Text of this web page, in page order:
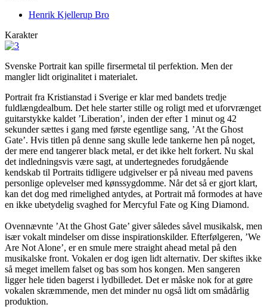
Henrik Kjellerup Bro
Karakter
Svenske Portrait kan spille firsermetal til perfektion. Men der
mangler lidt originalitet i materialet.
Portrait fra Kristianstad i Sverige er klar med bandets tredje
fuldlængdealbum. Det hele starter stille og roligt med et uforvrænget
guitarstykke kaldet ’Liberation’, inden der efter 1 minut og 42
sekunder sættes i gang med første egentlige sang, ’At the Ghost
Gate’. Hvis titlen på denne sang skulle lede tankerne hen på noget,
der mere end tangerer black metal, er det ikke helt forkert. Nu skal
det indledningsvis være sagt, at undertegnedes forudgående
kendskab til Portraits tidligere udgivelser er på niveau med pavens
personlige oplevelser med kønssygdomme. Når det så er gjort klart,
kan det dog med rimelighed antydes, at Portrait må formodes at have
en ikke ubetydelig svaghed for Mercyful Fate og King Diamond.
Ovennævnte ’At the Ghost Gate’ giver således såvel musikalsk, men
især vokalt mindelser om disse inspirationskilder. Efterfølgeren, ’We
Are Not Alone’, er en smule mere straight ahead metal på den
musikalske front. Vokalen er dog igen lidt alternativ. Der skiftes ikke
så meget imellem falset og bas som hos kongen. Men sangeren
ligger hele tiden bagerst i lydbilledet. Det er måske nok for at gøre
vokalen skræmmende, men det minder nu også lidt om smådårlig
produktion.